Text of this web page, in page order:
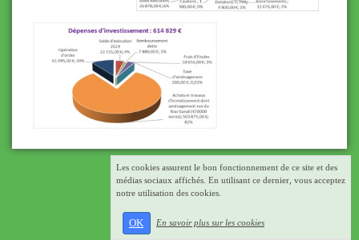
Les cookies assurent le bon fonctionnement de ce site et des
médias sociaux affichés. En utilisant ce dernier, vous acceptez
notre utilisation des cookies.
OK En savoir plus sur les cookies